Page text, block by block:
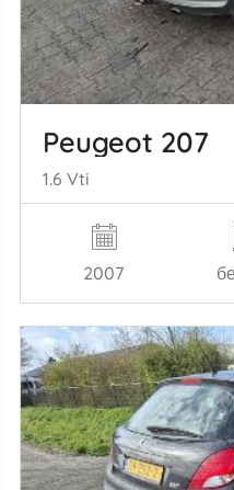
Peugeot 207
1.6 Vti
2007